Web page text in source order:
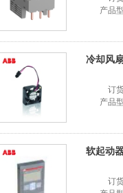
产品
冷却风
订
产品
软起动
订